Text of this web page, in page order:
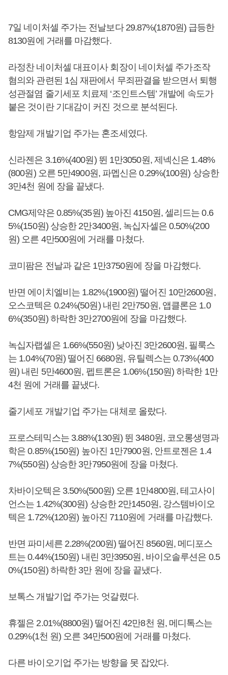
7일 네이처셀 주가는 전날보다 29.87%(1870원) 급등한
8130원에 거래를 마감했다.
라정찬 네이처셀 대표이사 회장이 네이처셀 주가조작
혐의와 관련된 1심 재판에서 무죄판결을 받으면서 퇴행
성관절염 줄기세포 치료제 ‘조인트스템’ 개발에 속도가
붙은 것이란 기대감이 커진 것으로 분석된다.
항암제 개발기업 주가는 혼조세였다.
신라젠은 3.16%(400원) 뛴 1만3050원, 제넥신은 1.48%
(800원) 오른 5만4900원, 파멥신은 0.29%(100원) 상승한
3만4천 원에 장을 끝냈다.
CMG제약은 0.85%(35원) 높아진 4150원, 셀리드는 0.6
5%(150원) 상승한 2만3400원, 녹십자셀은 0.50%(200
원) 오른 4만500원에 거래를 마쳤다.
코미팜은 전날과 같은 1만3750원에 장을 마감했다.
반면 에이치엘비는 1.82%(1900원) 떨어진 10만2600원,
오스코텍은 0.24%(50원) 내린 2만750원, 앱클론은 1.0
6%(350원) 하락한 3만2700원에 장을 마감했다.
녹십자랩셀은 1.66%(550원) 낮아진 3만2600원, 필룩스
는 1.04%(70원) 떨어진 6680원, 유틸렉스는 0.73%(400
원) 내린 5만4600원, 펩트론은 1.06%(150원) 하락한 1만
4천 원에 거래를 끝냈다.
줄기세포 개발기업 주가는 대체로 올랐다.
프로스테믹스는 3.88%(130원) 뛴 3480원, 코오롱생명과
학은 0.85%(150원) 높아진 1만7900원, 안트로젠은 1.4
7%(550원) 상승한 3만7950원에 장을 마쳤다.
차바이오텍은 3.50%(500원) 오른 1만4800원, 테고사이
언스는 1.42%(300원) 상승한 2만1450원, 강스템바이오
텍은 1.72%(120원) 높아진 7110원에 거래를 마감했다.
반면 파미세른 2.28%(200원) 떨어진 8560원, 메디포스
트는 0.44%(150원) 내린 3만3950원, 바이오솔루션은 0.5
0%(150원) 하락한 3만 원에 장을 끝냈다.
보톡스 개발기업 주가는 엇갈렸다.
휴젤은 2.01%(8800원) 떨어진 42만8천 원, 메디톡스는
0.29%(1천 원) 오른 34만500원에 거래를 마쳤다.
다른 바이오기업 주가는 방향을 못 잡았다.